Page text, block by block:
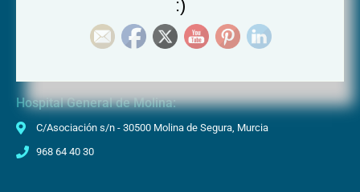
Hospital Juan XXIII de Murcia:
Ronda de Levante 14, 30008 Murcia (Plaza Juan XXIII)
Hospital General de Molina:
C/Asociación s/n - 30500 Molina de Segura, Murcia
968 64 40 30
:)